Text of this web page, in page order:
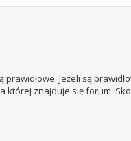
Jeżeli są
znajduje się forum.